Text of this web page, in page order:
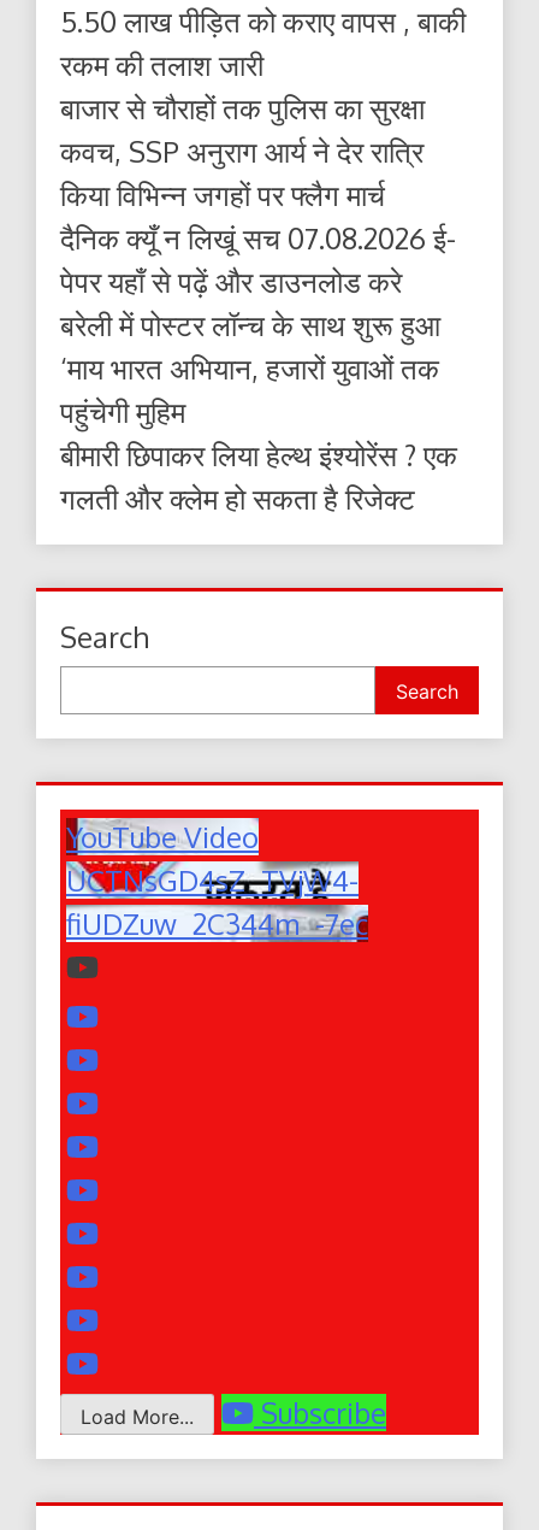
5.50 लाख पीड़ित को कराए वापस , बाकी
रकम की तलाश जारी
बाजार से चौराहों तक पुलिस का सुरक्षा
कवच, SSP अनुराग आर्य ने देर रात्रि
किया विभिन्न जगहों पर फ्लैग मार्च
दैनिक क्यूँ न लिखूं सच 07.08.2026 ई-
पेपर यहाँ से पढ़ें और डाउनलोड करे
बरेली में पोस्टर लॉन्च के साथ शुरू हुआ
‘माय भारत अभियान, हजारों युवाओं तक
पहुंचेगी मुहिम
बीमारी छिपाकर लिया हेल्थ इंश्योरेंस ? एक
गलती और क्लेम हो सकता है रिजेक्ट
Search
Search
YouTube Video
UCTNsGD4sZ_TVjW4-
fiUDZuw_2C344m_-7ec
Load More... Subscribe